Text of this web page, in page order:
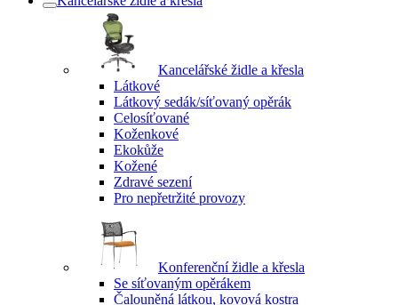
Kancelářské židle a křesla
Látkové
Látkový sedák/síťovaný opěrák
Celosíťované
Koženkové
Ekokůže
Kožené
Zdravé sezení
Pro nepřetržité provozy
Konferenční židle a křesla
Se síťovaným opěrákem
Čalouněná látkou, kovová kostra